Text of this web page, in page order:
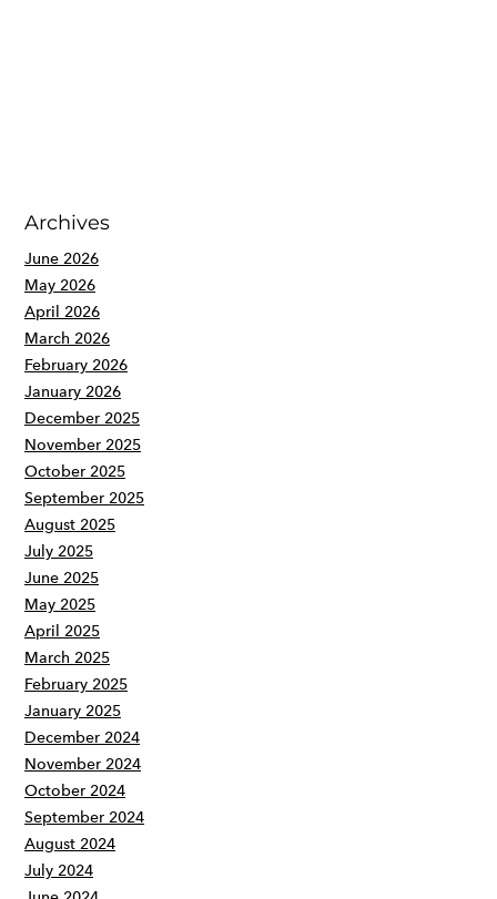
Archives
June 2026
May 2026
April 2026
March 2026
February 2026
January 2026
December 2025
November 2025
October 2025
September 2025
August 2025
July 2025
June 2025
May 2025
April 2025
March 2025
February 2025
January 2025
December 2024
November 2024
October 2024
September 2024
August 2024
July 2024